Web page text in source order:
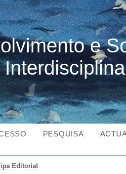
e
PESQUISA
Editorial